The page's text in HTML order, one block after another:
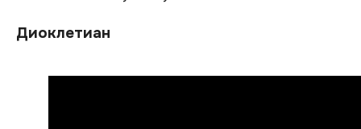
Диоклетиан